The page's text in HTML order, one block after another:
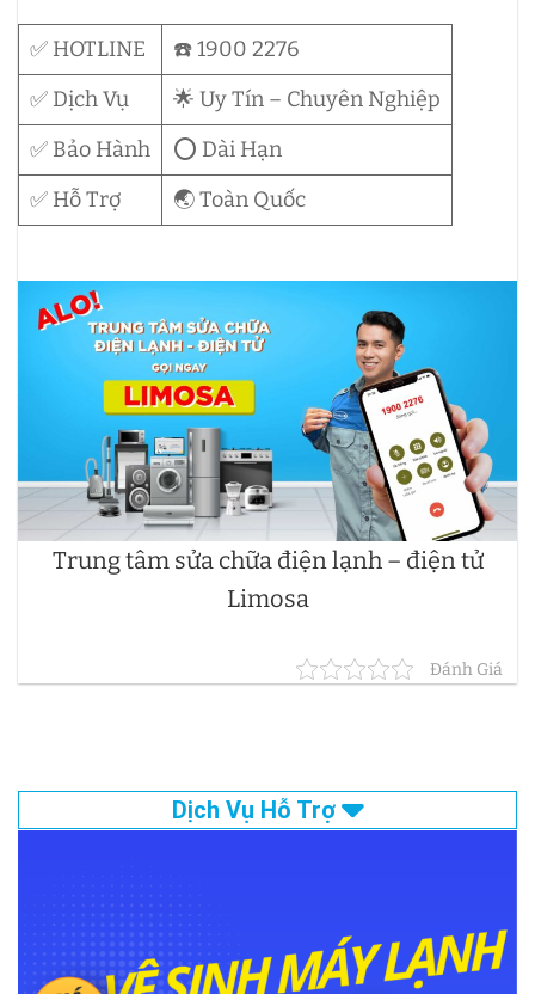
✅ HOTLINE
☎️ 1900 2276
✅ Dịch Vụ
🌟 Uy Tín – Chuyên Nghiệp
✅ Bảo Hành
⭕ Dài Hạn
✅ Hỗ Trợ
🌏 Toàn Quốc
Trung tâm sửa chữa điện lạnh – điện tử
Limosa
Đánh Giá
Dịch Vụ Hỗ Trợ